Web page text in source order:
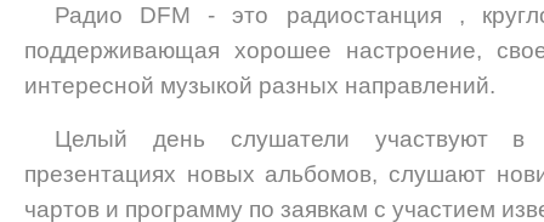
Радио DFM - это радиостанция ,
поддерживающая хорошее настроение,
интересной музыкой разных направлений.
Целый день слушатели участвуют в
презентациях новых альбомов, слушают
чартов и программу по заявкам с участием